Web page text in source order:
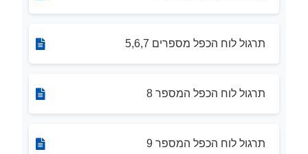
תרגול לוח הכפל מספרים 5,6,7
תרגול לוח הכפל המספר 8
תרגול לוח הכפל המספר 9